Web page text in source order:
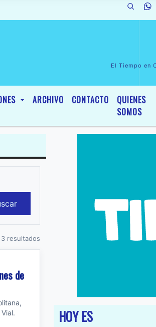
de Interés General y Legislativo, por
El Tiempo en
ARCHIVO CONTACTO
QUIENES
SOMOS
3 resultados
de
HOY ES